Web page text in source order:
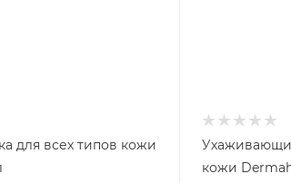
для всех типов кожи
кожи